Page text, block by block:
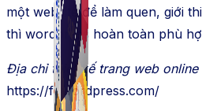
một website để làm quen, giới
thì wordpress hoàn toàn phù
Địa chỉ thiết kế trang web
https://fr.wordpress.com/